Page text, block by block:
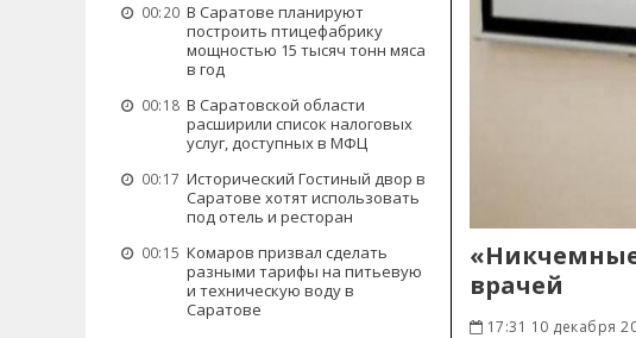
00:20 В Саратове планируют
построить птицефабрику
мощностью 15 тысяч тонн мяса
в год
00:18 В Саратовской области
расширили список налоговых
услуг, доступных в МФЦ
00:17 Исторический Гостиный двор в
Саратове хотят использовать
под отель и ресторан
00:15 Комаров призвал сделать
разными тарифы на питьевую
и техническую воду в
Саратове
«Никчемные
врачей
17:31 10 декабря